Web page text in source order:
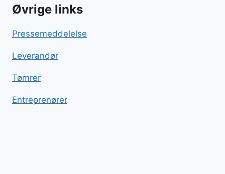
Øvrige links
Pressemeddelelse
Leverandør
Tømrer
Entreprenører